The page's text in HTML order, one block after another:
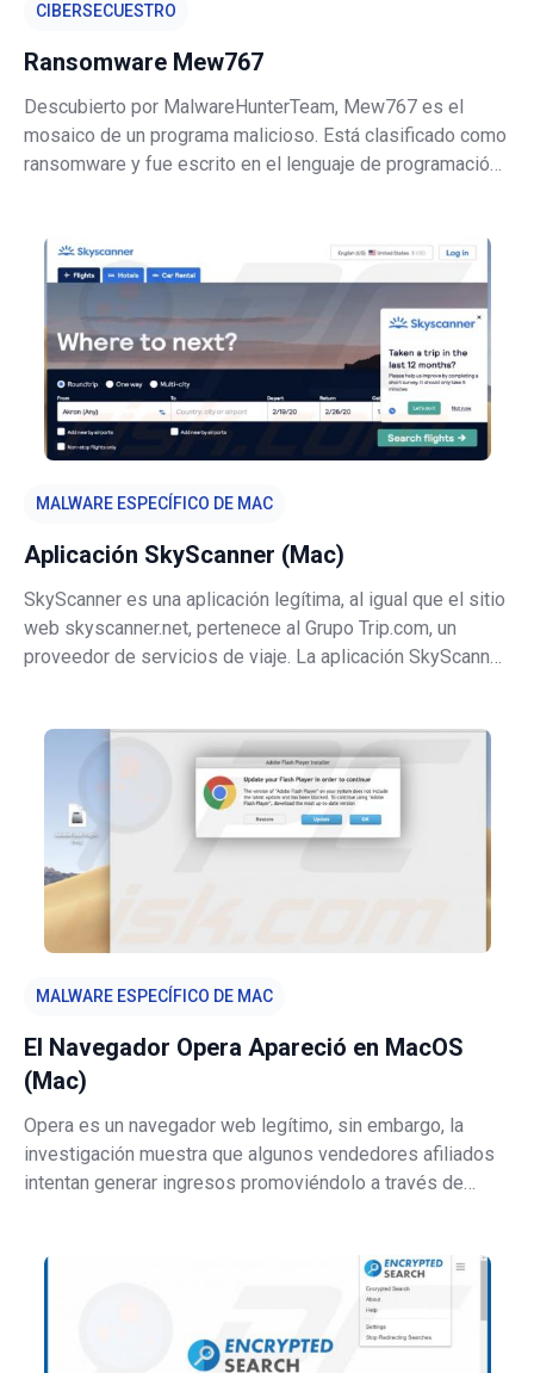
CIBERSECUESTRO
Ransomware Mew767
Descubierto por MalwareHunterTeam, Mew767 es el
mosaico de un programa malicioso. Está clasificado como
ransomware y fue escrito en el lenguaje de programación
rescate por el descifrado. Durant
MALWARE ESPECÍFICO DE MAC
Aplicación SkyScanner (Mac)
SkyScanner es una aplicación legítima, al igual que el sitio
web skyscanner.net, pertenece al Grupo Trip.com, un
proveedor de servicios de viaje. La aplicación SkyScanner
aplicación es genui
MALWARE ESPECÍFICO DE MAC
El Navegador Opera Apareció en MacOS
(Mac)
Opera es un navegador web legítimo, sin embargo, la
investigación muestra que algunos vendedores afiliados
intentan generar ingresos promoviéndolo a través de
a menudo los usan para engañ